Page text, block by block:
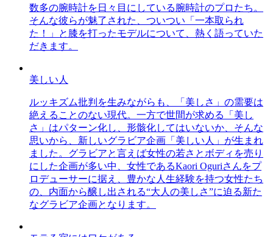
数多の腕時計を日々目にしている腕時計のプロたち。
そんな彼らが魅了された、ついつい「一本取られ
た！」と膝を打ったモデルについて、熱く語っていた
だきます。
美しい人
ルッキズム批判を生みながらも、「美しさ」の需要は
絶えることのない現代。一方で世間が求める「美し
さ」はパターン化し、形骸化してはいないか、そんな
思いから、新しいグラビア企画「美しい人」が生まれ
ました。グラビアと言えば女性の若さとボディを売り
にした企画が多い中、女性であるKaori Oguriさんをプ
ロデューサーに据え、豊かな人生経験を持つ女性たち
の、内面から醸し出される“大人の美しさ”に迫る新た
なグラビア企画となります。